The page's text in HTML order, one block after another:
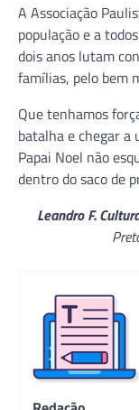
A Associação
população e a
dois anos lutam
famílias, pelo bem
Que tenhamos
batalha e chegar a
Papai Noel não
dentro do saco de
Leandro F.